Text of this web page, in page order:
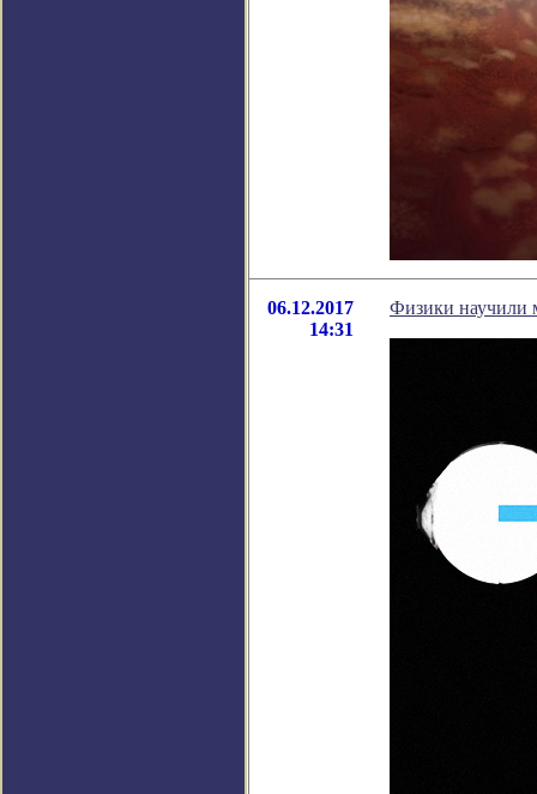
06.12.2017
14:31
Физики научили